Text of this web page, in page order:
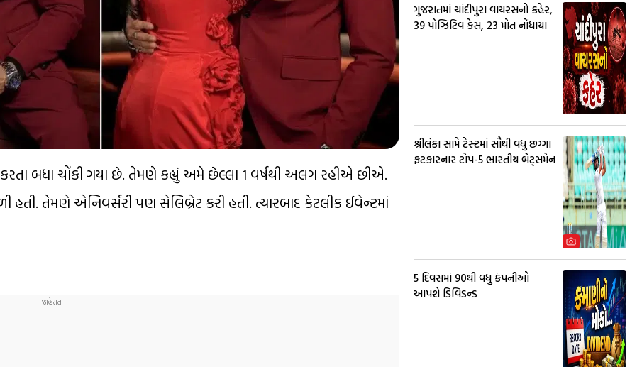
બધા ચોંકી ગયા છે. તેમણે કહ્યું અમે છેલ્લા 1 વર્ષથી અલગ રહીએ છીએ.
હતી. તેમણે એનિવર્સરી પણ સેલિબ્રેટ કરી હતી. ત્યારબાદ કેટલીક ઈવેન્ટમાં
ગુજરાતમાં ચાંદીપુરા વાયરસનો કહેર,
39 પોઝિટિવ કેસ, 23 મોત નોંધાયા
શ્રીલંકા સામે ટેસ્ટમાં સૌથી વધુ છગ્ગા
ફટકારનાર ટોપ-5 ભારતીય બેટ્સમેન
5 દિવસમાં 90થી વધુ કંપનીઓ
આપશે ડિવિડન્ડ